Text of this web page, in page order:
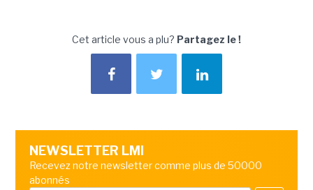
Cet article vous a plu? Partagez le !
NEWSLETTER LMI
Recevez notre newsletter comme plus de 50000
abonnés